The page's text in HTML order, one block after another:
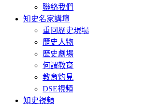
聯絡我們
知史名家講壇
重回歷史現場
歷史人物
歷史劇場
何謂教育
教育灼見
DSE視頻
知史視頻